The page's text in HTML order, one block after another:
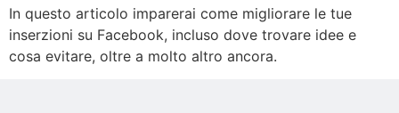
In questo articolo imparerai come migliorare le tue
inserzioni su Facebook, incluso dove trovare idee e
cosa evitare, oltre a molto altro ancora.